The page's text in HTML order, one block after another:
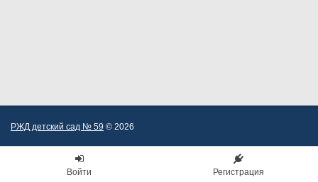
РЖД детский сад № 59 © 2026
Войти Регистрация